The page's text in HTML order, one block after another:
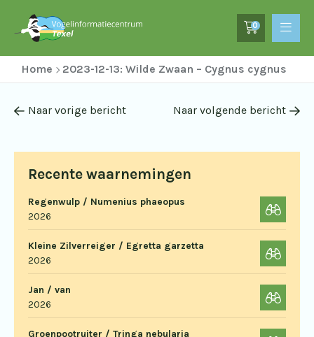
0
Home 2023-12-13: Wilde Zwaan – Cygnus cygnus
Recente waarnemingen
Regenwulp / Numenius phaeopus
2026
Kleine Zilverreiger / Egretta garzetta
2026
Jan / van
2026
Groenpootruiter / Tringa nebularia
Naar vorige bericht Naar volgende bericht